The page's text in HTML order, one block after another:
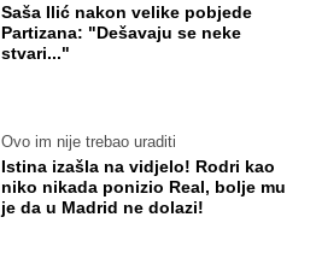
Saša Ilić nakon velike pobjede
Partizana: "Dešavaju se neke
stvari..."
Ovo im nije trebao uraditi
Istina izašla na vidjelo! Rodri kao
niko nikada ponizio Real, bolje mu
je da u Madrid ne dolazi!